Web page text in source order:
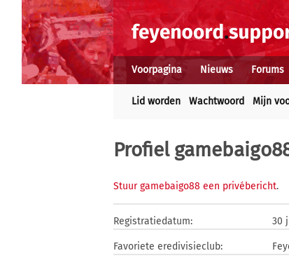
Voorpagina Nieuws Forums
Lid worden Wachtwoord Mijn
Profiel
Stuur gamebaigo88 een privébericht.
Registratiedatum: 30
Favoriete eredivisieclub: